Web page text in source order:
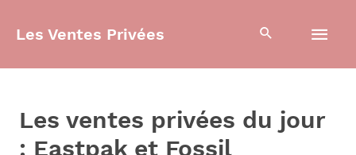
Les Ventes Privées
Les ventes privées du jour
: Eastpak et Fossil